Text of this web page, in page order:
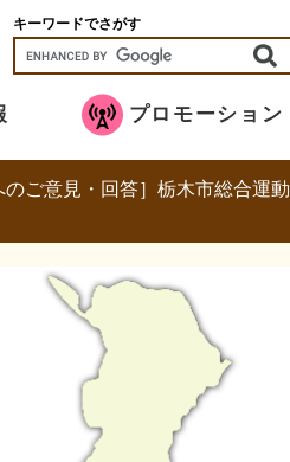
キーワードでさがす
プロモーション
のご意見・回答］栃木市総合運動